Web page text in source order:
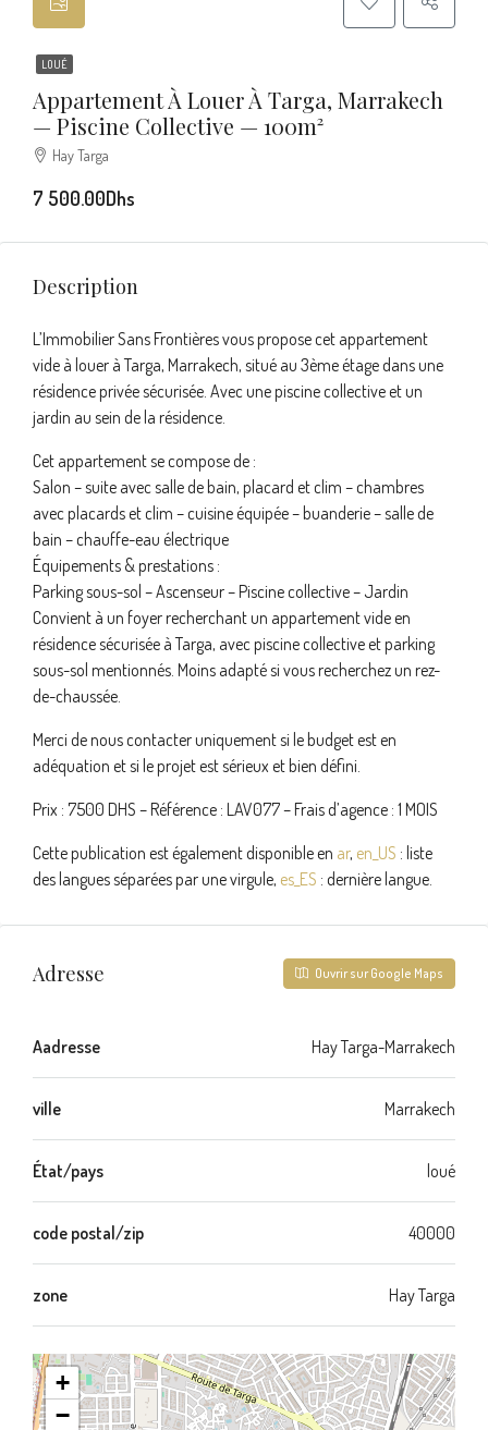
LOUÉ
Appartement À Louer À Targa, Marrakech
— Piscine Collective — 100m²
Hay Targa
7 500.00Dhs
Description
L’Immobilier Sans Frontières vous propose cet appartement
vide à louer à Targa, Marrakech, situé au 3ème étage dans une
résidence privée sécurisée. Avec une piscine collective et un
jardin au sein de la résidence.
Cet appartement se compose de :
Salon – suite avec salle de bain, placard et clim – chambres
avec placards et clim – cuisine équipée – buanderie – salle de
bain – chauffe-eau électrique
Équipements & prestations :
Parking sous-sol – Ascenseur – Piscine collective – Jardin
Convient à un foyer recherchant un appartement vide en
résidence sécurisée à Targa, avec piscine collective et parking
sous-sol mentionnés. Moins adapté si vous recherchez un rez-
de-chaussée.
Merci de nous contacter uniquement si le budget est en
adéquation et si le projet est sérieux et bien défini.
Prix : 7500 DHS – Référence : LAV077 – Frais d’agence : 1 MOIS
Cette publication est également disponible en ar, en_US : liste
des langues séparées par une virgule, es_ES : dernière langue.
Adresse Ouvrir sur Google Maps
Aadresse Hay Targa-Marrakech
ville Marrakech
État/pays loué
code postal/zip 40000
zone Hay Targa
+
−